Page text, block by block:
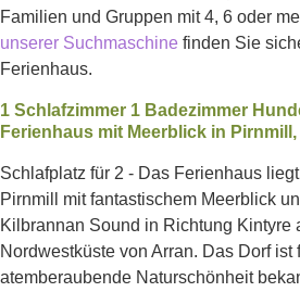
Familien und Gruppen mit 4, 6 oder
unserer Suchmaschine finden Sie
Ferienhaus.
1 Schlafzimmer 1 Badezimmer
Ferienhaus mit Meerblick in
Schlafplatz für 2 - Das Ferienhaus
Pirnmill mit fantastischem Meerblick
Kilbrannan Sound in Richtung Kintyre
Nordwestküste von Arran. Das Dorf ist
atemberaubende Naturschönheit